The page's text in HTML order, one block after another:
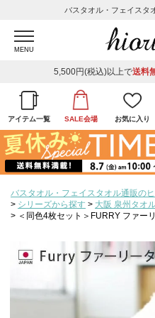
バスタオル・フェイスタ
MENU
5,500円(税込)以上で送料
アイテム一覧 SALE会場 お気に入り
バスタオル・フェイスタオル通販の
シリーズから探す
大阪 泉州タオ
＜同色4枚セット＞FURRY ファー